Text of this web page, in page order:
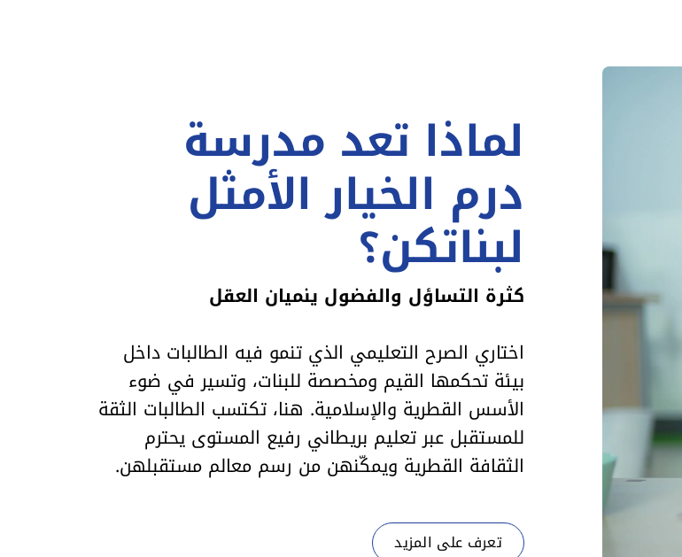
لماذا تعد مدرسة
درم الخيار الأمثل
لبناتكن؟
كثرة التساؤل والفضول ينميان العقل
اختاري الصرح التعليمي الذي تنمو فيه الطالبات داخل
بيئة تحكمها القيم ومخصصة للبنات، وتسير في ضوء
الأسس القطرية والإسلامية. هنا، تكتسب الطالبات الثقة
للمستقبل عبر تعليم بريطاني رفيع المستوى يحترم
الثقافة القطرية ويمكّنهن من رسم معالم مستقبلهن.
تعرف على المزيد